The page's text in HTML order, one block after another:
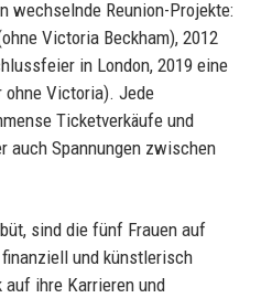
wechselnde Reunion-Projekte:
Victoria Beckham), 2012
in London, 2019 eine
ohne Victoria). Jede
Ticketverkäufe und
auch Spannungen zwischen
sind die fünf Frauen auf
und künstlerisch
ihre Karrieren und